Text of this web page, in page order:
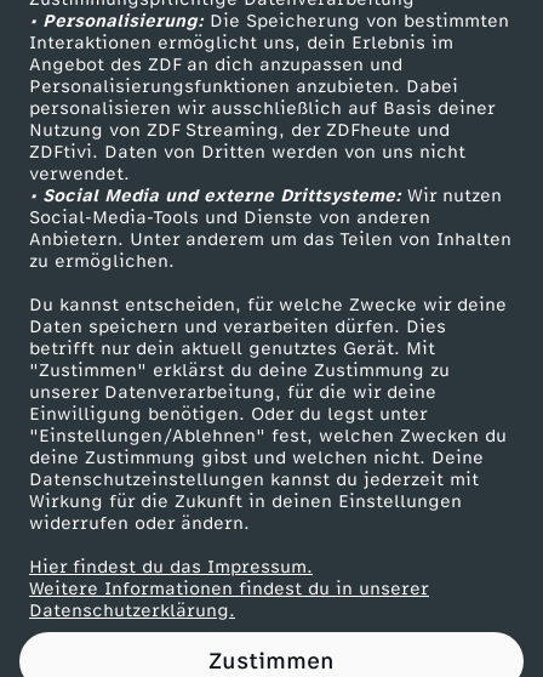
• Personalisierung:Die Speicherung von bestimmten
Interaktionen ermöglicht uns, dein Erlebnis im
Angebot des ZDF an dich anzupassen und
Personalisierungsfunktionen anzubieten. Dabei
personalisieren wir ausschließlich auf Basis deiner
Nutzung von ZDF Streaming, der ZDFheute und
ZDFtivi. Daten von Dritten werden von uns nicht
verwendet.
• Social Media und externe Drittsysteme:Wir nutzen
Social-Media-Tools und Dienste von anderen
Anbietern. Unter anderem um das Teilen von Inhalten
zu ermöglichen.
Du kannst entscheiden, für welche Zwecke wir deine
Daten speichern und verarbeiten dürfen. Dies
betrifft nur dein aktuell genutztes Gerät. Mit
"Zustimmen" erklärst du deine Zustimmung zu
unserer Datenverarbeitung, für die wir deine
Einwilligung benötigen. Oder du legst unter
"Einstellungen/Ablehnen" fest, welchen Zwecken du
deine Zustimmung gibst und welchen nicht. Deine
Datenschutzeinstellungen kannst du jederzeit mit
Wirkung für die Zukunft in deinen Einstellungen
widerrufen oder ändern.
Hier findest du das Impressum.
Weitere Informationen findest du in unserer
Datenschutzerklärung.
Zustimmen
e
r
S
t
e
l
l
v
e
r
t
Sendungen A-Z
TV-Programm
Hilfe
ZDF Unternehmen
Karriere
ZDF goes Schule
Werbefernsehen
Mainzelmännchen
Partner